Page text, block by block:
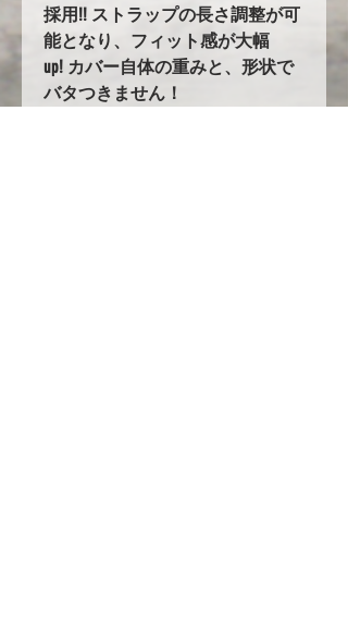
採用!! ストラップの長さ調整が可
能となり、フィット感が大幅
up! カバー自体の重みと、形状で
バタつきません！